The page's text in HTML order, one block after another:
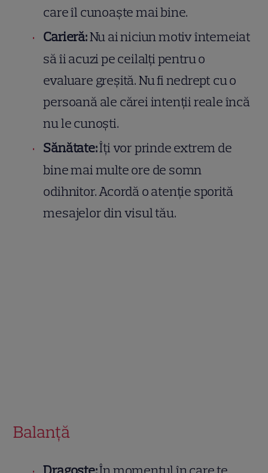
care îl cunoaște mai bine.
Carieră:Nu ai niciun motiv întemeiat
să îi acuzi pe ceilalți pentru o
evaluare greșită. Nu fi nedrept cu o
persoană ale cărei intenții reale încă
nu le cunoști.
Sănătate:Îți vor prinde extrem de
bine mai multe ore de somn
odihnitor. Acordă o atenție sporită
mesajelor din visul tău.
Balanță